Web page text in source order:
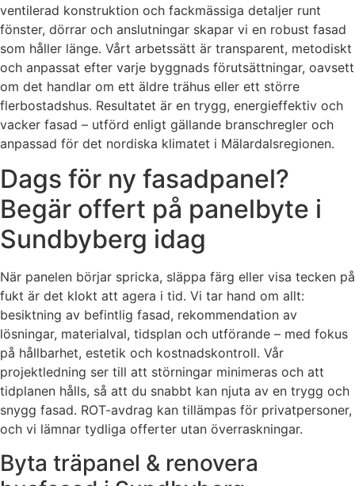
ventilerad konstruktion och fackmässiga detaljer runt
fönster, dörrar och anslutningar skapar vi en robust fasad
som håller länge. Vårt arbetssätt är transparent, metodiskt
och anpassat efter varje byggnads förutsättningar, oavsett
om det handlar om ett äldre trähus eller ett större
flerbostadshus. Resultatet är en trygg, energieffektiv och
vacker fasad – utförd enligt gällande branschregler och
anpassad för det nordiska klimatet i Mälardalsregionen.
Dags för ny fasadpanel?
Begär offert på panelbyte i
Sundbyberg idag
När panelen börjar spricka, släppa färg eller visa tecken på
fukt är det klokt att agera i tid. Vi tar hand om allt:
besiktning av befintlig fasad, rekommendation av
lösningar, materialval, tidsplan och utförande – med fokus
på hållbarhet, estetik och kostnadskontroll. Vår
projektledning ser till att störningar minimeras och att
tidplanen hålls, så att du snabbt kan njuta av en trygg och
snygg fasad. ROT-avdrag kan tillämpas för privatpersoner,
och vi lämnar tydliga offerter utan överraskningar.
Byta träpanel & renovera